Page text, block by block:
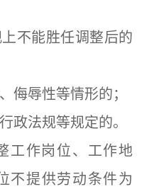
不能胜任调整后的
辱性等情形的；
法规等规定的。
作岗位、工作地
不提供劳动条件为